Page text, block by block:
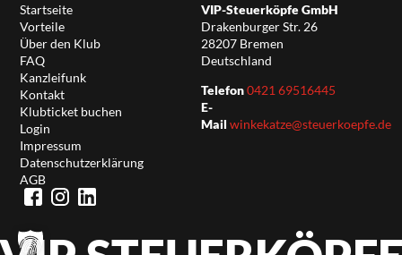
Startseite
Vorteile
Über den Klub
FAQ
Kanzleifunk
Kontakt
Klubticket buchen
Login
Impressum
Datenschutzerklärung
AGB
VIP-Steuerköpfe GmbH
Drakenburger Str. 26
28207 Bremen
Deutschland
Telefon0421 69516445
E-
Mail winkekatze@steuerkoepfe.de